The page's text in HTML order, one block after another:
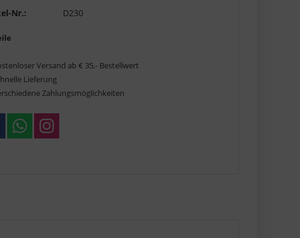
Nr.: D230
Versand ab € 35,- Bestellwert
Lieferung
Zahlungsmöglichkeiten